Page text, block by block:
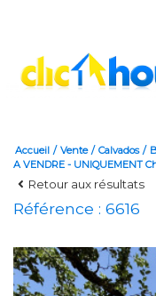
Accueil Vente Calvados
A VENDRE - UNIQUEMENT
Retour aux résultats
Référence : 6616